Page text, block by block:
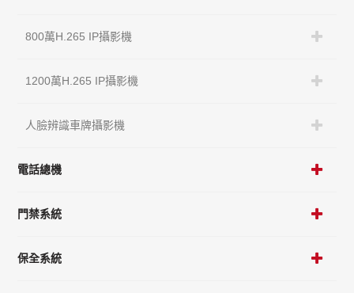
800萬H.265 IP攝影機
1200萬H.265 IP攝影機
人臉辨識車牌攝影機
電話總機
門禁系統
保全系統